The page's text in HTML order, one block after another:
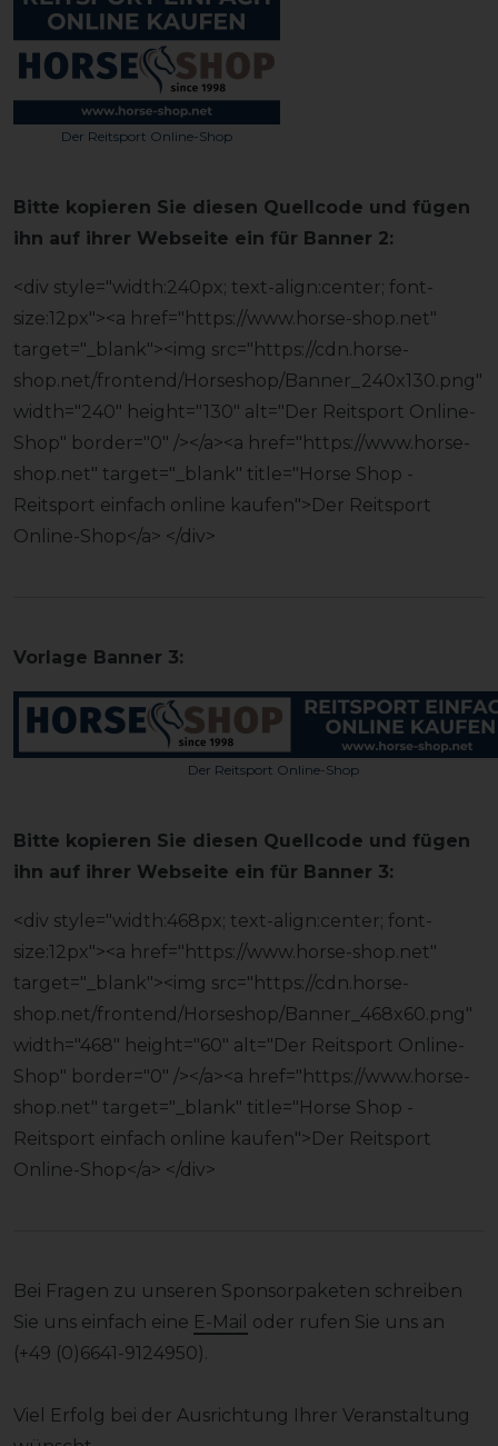
Der Reitsport Online-Shop
Bitte kopieren Sie diesen Quellcode und fügen
ihn auf ihrer Webseite ein für Banner 2:
<div style="width:240px; text-align:center; font-
size:12px"><a href="https://www.horse-shop.net"
target="_blank"><img src=" https://cdn.horse-
shop.net/frontend/Horseshop/Banner_240x130.png"
width="240" height="130" alt="Der Reitsport Online-
Shop" border="0" /></a><a href="https://www.horse-
shop.net" target="_blank" title="Horse Shop -
Reitsport einfach online kaufen">Der Reitsport
Online-Shop</a> </div>
Vorlage Banner 3:
Der Reitsport Online-Shop
Bitte kopieren Sie diesen Quellcode und fügen
ihn auf ihrer Webseite ein für Banner 3:
<div style="width:468px; text-align:center; font-
size:12px"><a href="https://www.horse-shop.net"
target="_blank"><img src=" https://cdn.horse-
shop.net/frontend/Horseshop/Banner_468x60.png"
width="468" height="60" alt="Der Reitsport Online-
Shop" border="0" /></a><a href="https://www.horse-
shop.net" target="_blank" title="Horse Shop -
Reitsport einfach online kaufen">Der Reitsport
Online-Shop</a> </div>
Bei Fragen zu unseren Sponsorpaketen schreiben
Sie uns einfach eine E-Mail oder rufen Sie uns an
(+49 (0)6641-9124950).
Viel Erfolg bei der Ausrichtung Ihrer Veranstaltung